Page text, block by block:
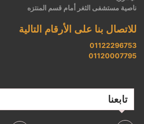
ناصية مستشفى الثغر أمام قسم المنتزه
للاتصال بنا على الأرقام التالية
01122296753
01120007795
تابعنا